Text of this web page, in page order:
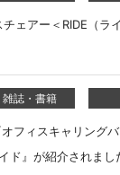
ェアー＜RIDE（ラ
雑誌・書籍
フィスキャリング
ド』が紹介されまし